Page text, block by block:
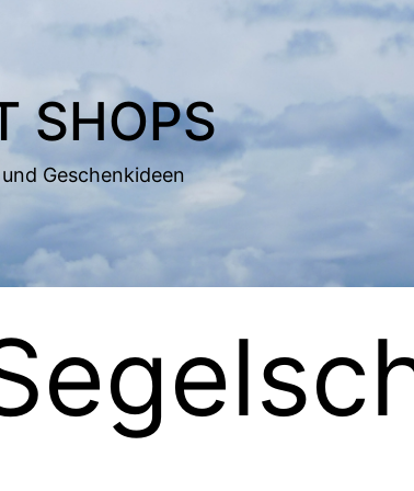
SHOPS
Geschenkideen